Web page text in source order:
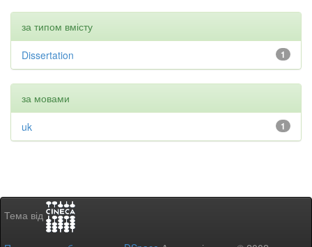
за типом вмісту
1
Dissertation
за мовами
1
uk
Тема від